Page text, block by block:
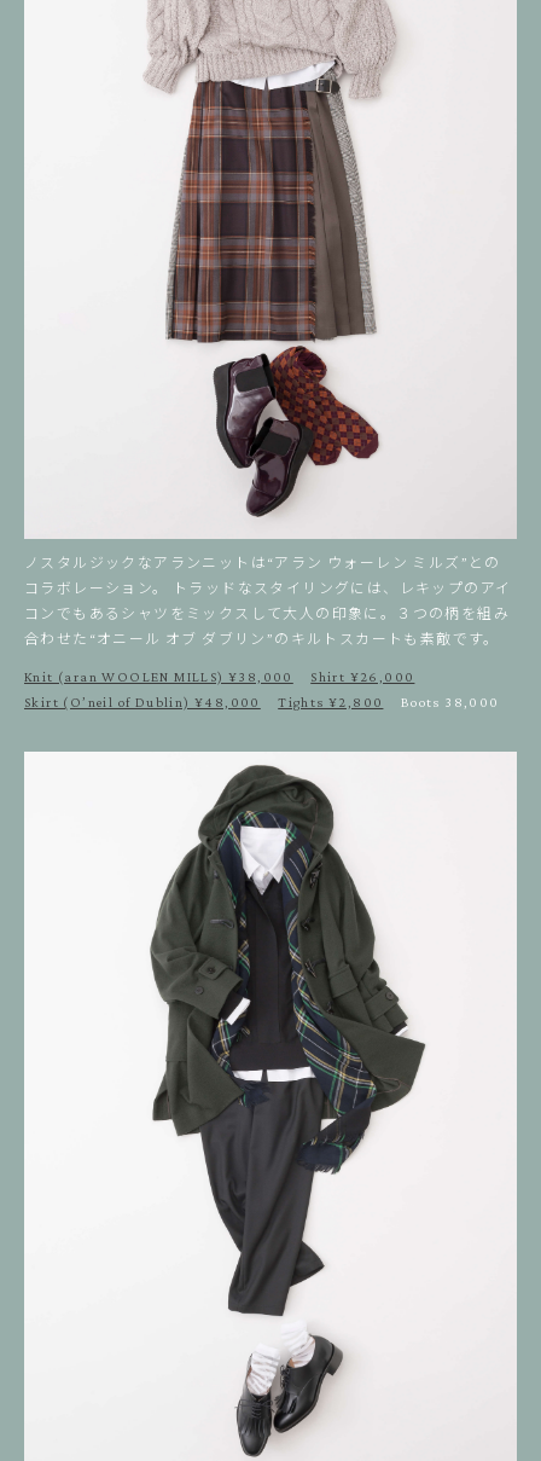
ノスタルジックなアランニットは“アラン ウォーレン ミルズ”との
コラボレーション。
トラッドなスタイリングには、レキップのアイ
コンでもあるシャツをミックスして大人の印象に。３つの柄を組み
合わせた“オニール オブ ダブリン”のキルトスカートも素敵です。
Knit (aran WOOLEN MILLS) ¥38,000
Shirt ¥26,000
Skirt (O’neil of Dublin) ¥48,000
Tights ¥2,800 Boots 38,000